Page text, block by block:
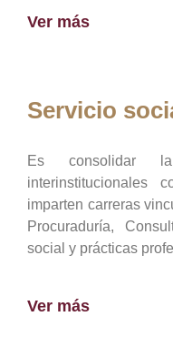
Ver más
Servicio
Es consolidar
interinstitucionales
imparten carreras
Procuraduría,
social y prácticas
Ver más